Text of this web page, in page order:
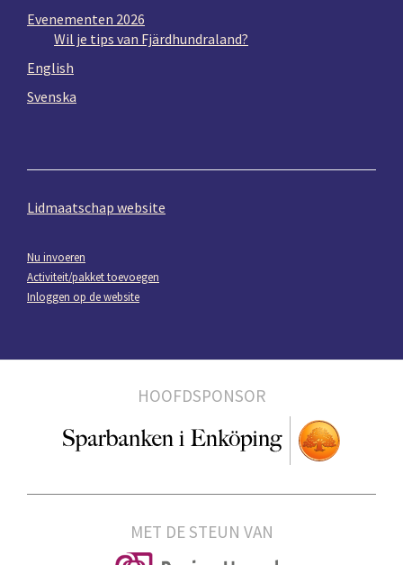
Evenementen 2026
Wil je tips van Fjärdhundraland?
English
Svenska
Lidmaatschap website
Nu invoeren
Activiteit/pakket toevoegen
Inloggen op de website
HOOFDSPONSOR
MET DE STEUN VAN